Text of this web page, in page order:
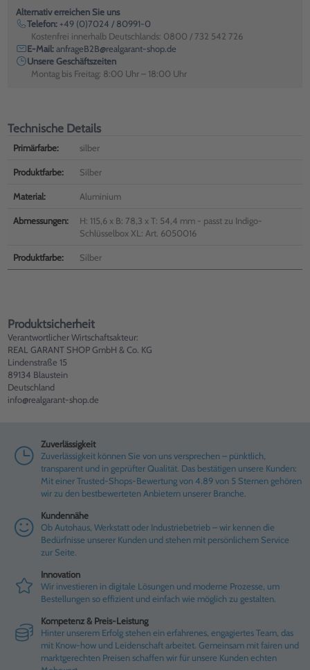
Alternativ erreichen Sie uns
Telefon: +49 (0)7024 / 80991-0
Kostenfrei innerhalb Deutschlands: 0800 / 732 542 726
E-Mail:anfrageB2B@realgarant-shop.de
Unsere Geschäftszeiten
Montag bis Freitag: 8:00 Uhr – 18:00 Uhr
Technische Details
Primärfarbe: silber
Produktfarbe: Silber
Material: Aluminium
Abmessungen:
H: 115,6 x B: 78,3 x T: 54,4 mm - passt zu Indigo-
Schlüsselbox XL: Art. 6050016
Produktfarbe: Silber
Produktsicherheit
Verantwortlicher Wirtschaftsakteur:
REAL GARANT SHOP GmbH & Co. KG
Lindenstraße 15
89134 Blaustein
Deutschland
info@realgarant-shop.de
Zuverlässigkeit
Zuverlässigkeit können Sie von uns versprechen – pünktlich,
transparent und in geprüfter Qualität. Das bestätigen unsere Kunden:
Mit einer Trusted-Shops-Bewertung von 4.89 von 5 Sternen gehören
wir zu den bestbewerteten Anbietern unserer Branche.
Kundennähe
Ob Autohaus, Werkstatt oder Industriebetrieb – wir kennen die
Bedürfnisse unserer Kunden und stehen mit persönlichem Service
zur Seite.
Innovation
Wir investieren in digitale Lösungen und moderne Prozesse, um
Bestellungen so effizient und einfach wie möglich zu gestalten.
Kompetenz & Preis-Leistung
Hinter unserem Erfolg stehen ein erfahrenes, engagiertes Team, das
mit Know-how und Leidenschaft arbeitet. Gemeinsam mit fairen und
marktgerechten Preisen schaffen wir für unsere Kunden echten